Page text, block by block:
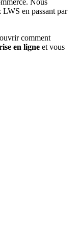
Nous
LWS en passant par
comment
en ligne et vous